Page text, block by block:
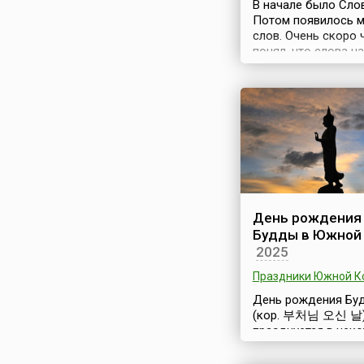
ICM) на
Нидерландах в 1987
В начале было
Потом появилось
слов. Очень скоро
понял, что слова
прятать. Так
Ежегодно 5 мая
профессиональный
праздник — День
шифровальщика —
отмечает
служба
шифровальщиков
выбрана в связи с
5 мая 1921 года,
народных
День рождения
Будды в Южной
2025
Праздники Южной
День рождения
(кор. 부처님 오신 날
празднуется в
странах